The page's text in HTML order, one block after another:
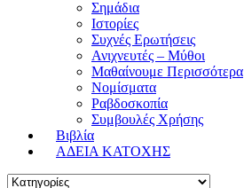
Σημάδια
Ιστορίες
Συχνές Ερωτήσεις
Ανιχνευτές – Μύθοι
Μαθαίνουμε Περισσότερα
Νομίσματα
Ραβδοσκοπία
Συμβουλές Χρήσης
Βιβλία
ΑΔΕΙΑ ΚΑΤΟΧΗΣ